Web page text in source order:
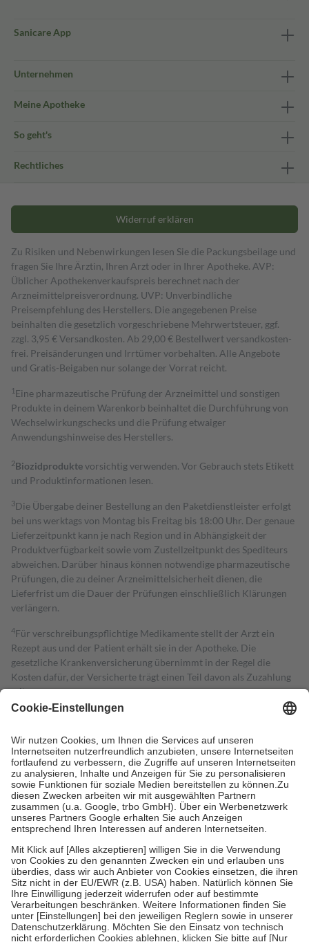
Sanicare App
Unternehmen
Meine Apotheke
So geht's
Rechtliches
Widerruf erklären
Zu Risiken und Nebenwirkungen lesen Sie die Packungsbeilage und
fragen Sie Ihre Ärztin, Ihren Arzt oder in Ihrer Apotheke. AVP:
Üblicher Apothekenverkaufspreis berechnet nach der
Arzneimittelpreisverordnung. UVP: Unverbindliche
Preisempfehlung des Herstellers. Die angegebenen Preise
beinhalten die gesetzlich vorgeschriebene Mehrwertsteuer, ggf.
zzgl. 3,95 € Versandkosten. Ab 29,00 € Bestell­wert versand­kosten­
frei. Preisänderungen und Irrtümer vorbehalten. Alle Angebote
und Gratis-Beigaben nur solange der Vorrat reicht.
1 Eine pharmazeutische Prüfung der Arzneimittel und sonstigen
Produkte in deinem Warenkorb beinhaltet die Durchführung von
Wechselwirkungschecks und die Prüfung etwaiger
Anwendungshinweise des Herstellers.
2Biozidproduktevorsichtig verwenden. Vor Gebrauch stets Etikett
und Produktinformationen lesen.
3Die Übergabe deiner Bestellung an den Paketdienstleister erfolgt
bei uns werktags von Montag bis Freitag bis 18:00 Uhr. Der genaue
Lieferzeitpunkt kann je nach Region und in Abhängigkeit der
Produktverfügbarkeit sowie vom Zustellzeitpunkt des Spediteurs
abweichen. Darüber hinaus können notwendige pharmazeutische
Prüfungen, die zu deiner Arzneimittelsicherheit dienen, die
Lieferfrist um die Dauer der Prüfungen einschließlich Klärungen
verlängern.
4Für verschreibungspflichtige Medikamente stellt der Arzt ein
Rezept aus und der Patient erhält sie in der Apotheke. Die
gesetzliche Krankenversicherung übernimmt in der Regel die
Kosten dafür, der Versicherte trägt einen Teil davon als Zuzahlung
mit.
Grundsätzlich leisten Mitglieder Zuzahlungen in Höhe von zehn
höchstens zehn Euro.
Es sind jedoch nie mehr als die tatsächlichen
Kosten der Leistung zu entrichten.
Diese Regeln gelten grundsätzlich auch für Online-Apotheken.
Bei Heilmitteln und häuslicher Krankenpflege beträgt die
Zuzahlung zehn Prozent der Kosten sowie zehn Euro je
Verordnung.
Um das Engagement der Versicherten für ihre eigene Gesundheit zu
stärken und die besondere Stellung der Familie zu unterstützen,
fallenkeine Zuzahlungenan bei:
• Kindern und Jugendlichen bis zum vollendeten 18. Lebensjahr
mit Ausnahme der Fahrkosten
• Untersuchungen zur Vorsorge und Früherkennung, die von der
GKV getragen werden
• empfohlenen Schutzimpfungen
• Harn- und Blutteststreifen